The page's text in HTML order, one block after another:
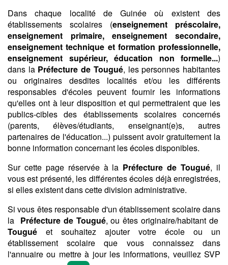
Dans chaque localité de Guinée où existent des
établissements scolaires (enseignement préscolaire,
enseignement primaire, enseignement secondaire,
enseignement technique et formation professionnelle,
enseignement supérieur, éducation non formelle...)
dans la Préfecture de Tougué, les personnes habitantes
ou originaires desdites localités et/ou les différents
responsables d'écoles peuvent fournir les informations
qu'elles ont à leur disposition et qui permettraient que les
publics-cibles des établissements scolaires concernés
(parents, élèves/étudiants, enseignant(e)s, autres
partenaires de l'éducation...) puissent avoir gratuitement la
bonne information concernant les écoles disponibles.
Sur cette page réservée à la Préfecture de Tougué, il
vous est présenté, les différentes écoles déjà enregistrées,
si elles existent dans cette division administrative.
Si vous êtes responsable d'un établissement scolaire dans
la Préfecture de Tougué, ou êtes originaire/habitant de
Tougué et souhaitez ajouter votre école ou un
établissement scolaire que vous connaissez dans
l'annuaire ou mettre à jour les informations, veuillez SVP